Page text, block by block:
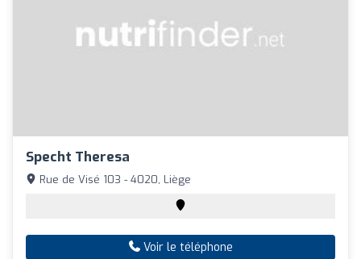
Specht Theresa
Rue de Visé 103 - 4020, Liège
Voir le téléphone